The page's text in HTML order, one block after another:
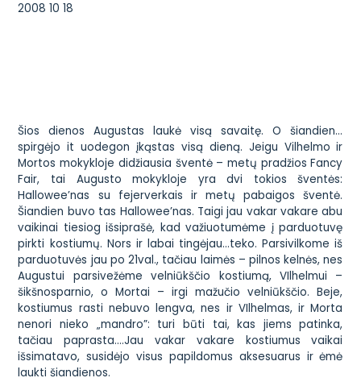
2008 10 18
Šios dienos Augustas laukė visą savaitę. O šiandien…
spirgėjo it uodegon įkąstas visą dieną. Jeigu Vilhelmo ir
Mortos mokykloje didžiausia šventė – metų pradžios Fancy
Fair, tai Augusto mokykloje yra dvi tokios šventės:
Hallowee’nas su fejerverkais ir metų pabaigos šventė.
Šiandien buvo tas Hallowee’nas. Taigi jau vakar vakare abu
vaikinai tiesiog išsiprašė, kad važiuotumėme į parduotuvę
pirkti kostiumų. Nors ir labai tingėjau…teko. Parsivilkome iš
parduotuvės jau po 21val., tačiau laimės – pilnos kelnės, nes
Augustui parsivežėme velniūkščio kostiumą, VIlhelmui –
šikšnosparnio, o Mortai – irgi mažučio velniūkščio. Beje,
kostiumus rasti nebuvo lengva, nes ir VIlhelmas, ir Morta
nenori nieko „mandro”: turi būti tai, kas jiems patinka,
tačiau paprasta….Jau vakar vakare kostiumus vaikai
išsimatavo, susidėjo visus papildomus aksesuarus ir ėmė
laukti šiandienos.